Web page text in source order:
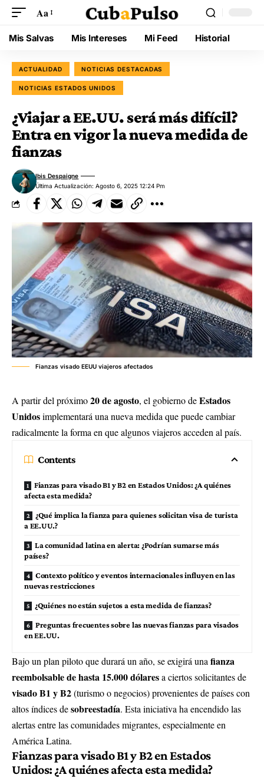
Aa
Mis Salvas Mis Intereses Mi Feed Historial
ACTUALIDAD NOTICIAS DESTACADAS
NOTICIAS ESTADOS UNIDOS
¿Viajar a EE.UU. será más difícil?
Entra en vigor la nueva medida de
fianzas
Última Actualización: Agosto 6, 2025 12:24 Pm
Ibis Despaigne
Fianzas visado EEUU viajeros afectados
A partir del próximo20 de agosto, el gobierno deEstados
Unidosimplementará una nueva medida que puede cambiar
radicalmente la forma en que algunos viajeros acceden al país.
Contents
Fianzas para visado B1 y B2 en Estados Unidos: ¿A quiénes
afecta esta medida?
¿Qué implica la fianza para quienes solicitan visa de turista
a EE.UU.?
La comunidad latina en alerta: ¿Podrían sumarse más
países?
Contexto político y eventos internacionales influyen en las
nuevas restricciones
¿Quiénes no están sujetos a esta medida de fianzas?
Preguntas frecuentes sobre las nuevas fianzas para visados
en EE.UU.
Bajo un plan piloto que durará un año, se exigirá unafianza
reembolsable de hasta 15.000 dólaresa ciertos solicitantes de
visado B1 y B2(turismo o negocios) provenientes de países con
altos índices desobreestadía. Esta iniciativa ha encendido las
alertas entre las comunidades migrantes, especialmente en
América Latina.
Fianzas para visado B1 y B2 en Estados
Unidos: ¿A quiénes afecta esta medida?